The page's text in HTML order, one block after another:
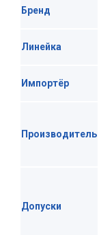
Бренд
Линейка
Импортёр
Производитель
Допуски